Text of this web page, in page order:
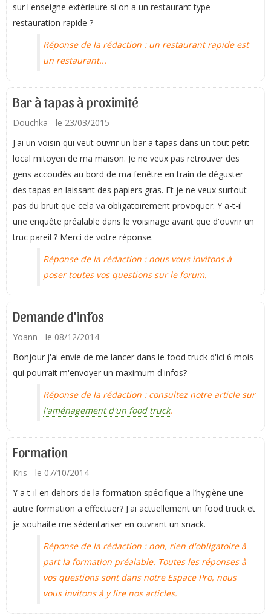
sur l'enseigne extérieure si on a un restaurant type
restauration rapide ?
Réponse de la rédaction : un restaurant rapide est
un restaurant...
Bar à tapas à proximité
Douchka - le 23/03/2015
J'ai un voisin qui veut ouvrir un bar a tapas dans un tout petit
local mitoyen de ma maison. Je ne veux pas retrouver des
gens accoudés au bord de ma fenêtre en train de déguster
des tapas en laissant des papiers gras. Et je ne veux surtout
pas du bruit que cela va obligatoirement provoquer. Y a-t-il
une enquête préalable dans le voisinage avant que d'ouvrir un
truc pareil ? Merci de votre réponse.
Réponse de la rédaction : nous vous invitons à
poser toutes vos questions sur le forum.
Demande d'infos
Yoann - le 08/12/2014
Bonjour j'ai envie de me lancer dans le food truck d'ici 6 mois
qui pourrait m'envoyer un maximum d'infos?
Réponse de la rédaction : consultez notre article sur
l'aménagement d'un food truck.
Formation
Kris - le 07/10/2014
Y a t-il en dehors de la formation spécifique a l’hygiène une
autre formation a effectuer? J'ai actuellement un food truck et
je souhaite me sédentariser en ouvrant un snack.
Réponse de la rédaction : non, rien d'obligatoire à
part la formation préalable. Toutes les réponses à
vos questions sont dans notre Espace Pro, nous
vous invitons à y lire nos articles.